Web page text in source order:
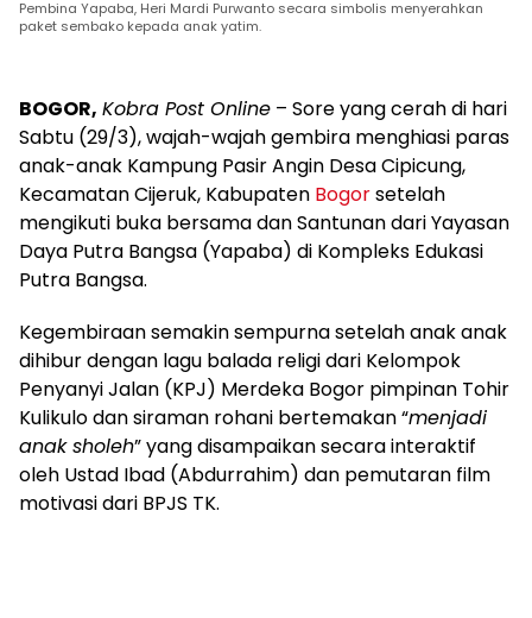
Pembina Yapaba, Heri Mardi Purwanto secara simbolis menyerahkan
paket sembako kepada anak yatim.
BOGOR, Kobra Post Online – Sore yang cerah di hari
Sabtu (29/3), wajah-wajah gembira menghiasi paras
anak-anak Kampung Pasir Angin Desa Cipicung,
Kecamatan Cijeruk, Kabupaten Bogorsetelah
mengikuti buka bersama dan Santunan dari Yayasan
Daya Putra Bangsa (Yapaba) di Kompleks Edukasi
Putra Bangsa.
Kegembiraan semakin sempurna setelah anak anak
dihibur dengan lagu balada religi dari Kelompok
Penyanyi Jalan (KPJ) Merdeka Bogor pimpinan Tohir
Kulikulo dan siraman rohani bertemakan “menjadi
anak sholeh” yang disampaikan secara interaktif
oleh Ustad Ibad (Abdurrahim) dan pemutaran film
motivasi dari BPJS TK.